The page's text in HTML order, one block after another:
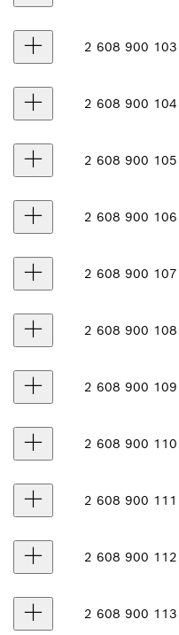
2 608 900 103
2 608 900 104
2 608 900 105
2 608 900 106
2 608 900 107
2 608 900 108
2 608 900 109
2 608 900 110
2 608 900 111
2 608 900 112
2 608 900 113